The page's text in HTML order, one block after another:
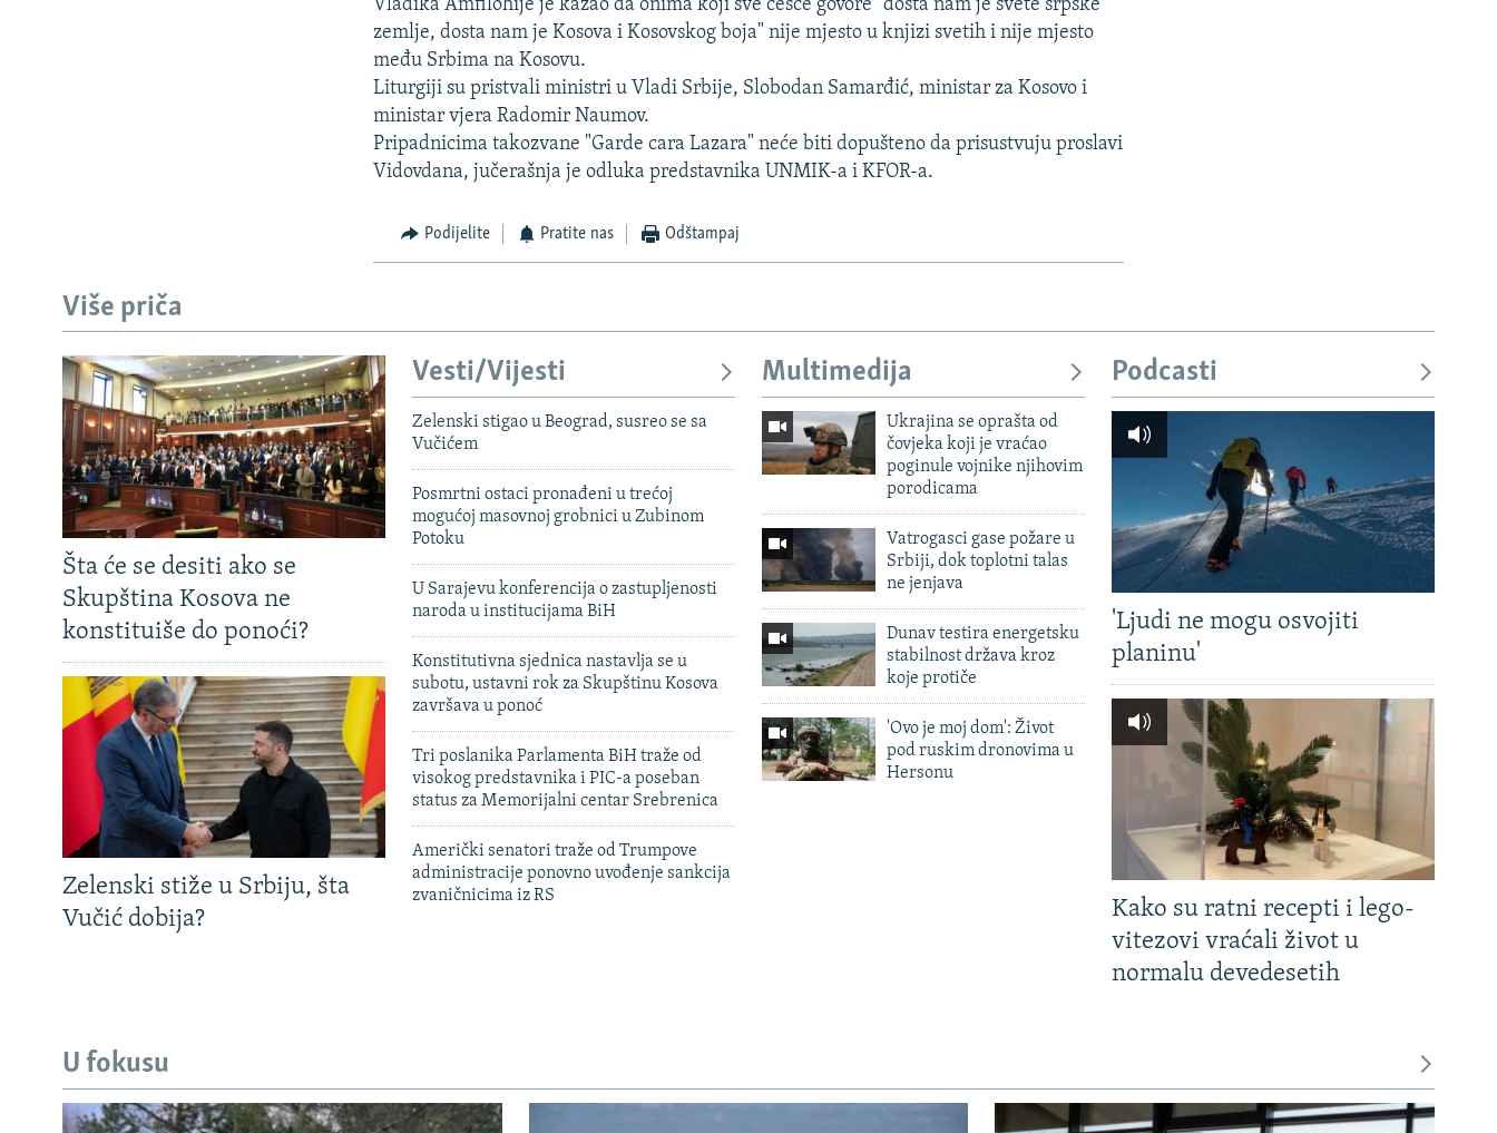
MOJA EVROPA
TRI DECENIJE OD RATA U BIH
SVE KARTE DEJTONA
NASTANAK I RASPAD JUGOSLAVIJE
Vladika Amfilohije je kazao da onima koji sve češće govore "dosta nam je svete srpske
zemlje, dosta nam je Kosova i Kosovskog boja" nije mjesto u knjizi svetih i nije mjesto
među Srbima na Kosovu.
Liturgiji su pristvali ministri u Vladi Srbije, Slobodan Samarđić, ministar za Kosovo i
ministar vjera Radomir Naumov.
Pripadnicima takozvane "Garde cara Lazara" neće biti dopušteno da prisustvuju proslavi
Vidovdana, jučerašnja je odluka predstavnika UNMIK-a i KFOR-a.
Podijelite Pratite nas Odštampaj
Više priča
Šta će se desiti ako se
Skupština Kosova ne
konstituiše do ponoći?
Zelenski stiže u Srbiju, šta
Vučić dobija?
Vesti/Vijesti
Zelenski stigao u Beograd, susreo se sa
Vučićem
Posmrtni ostaci pronađeni u trećoj
mogućoj masovnoj grobnici u Zubinom
Potoku
U Sarajevu konferencija o zastupljenosti
naroda u institucijama BiH
Konstitutivna sjednica nastavlja se u
subotu, ustavni rok za Skupštinu Kosova
završava u ponoć
Tri poslanika Parlamenta BiH traže od
visokog predstavnika i PIC-a poseban
status za Memorijalni centar Srebrenica
Američki senatori traže od Trumpove
administracije ponovno uvođenje sankcija
zvaničnicima iz RS
Multimedija
Ukrajina se oprašta od
čovjeka koji je vraćao
poginule vojnike njihovim
porodicama
Vatrogasci gase požare u
Srbiji, dok toplotni talas
ne jenjava
Dunav testira energetsku
stabilnost država kroz
koje protiče
'Ovo je moj dom': Život
pod ruskim dronovima u
Hersonu
Podcasti
'Ljudi ne mogu osvojiti
planinu'
Kako su ratni recepti i lego-
vitezovi vraćali život u
normalu devedesetih
U fokusu